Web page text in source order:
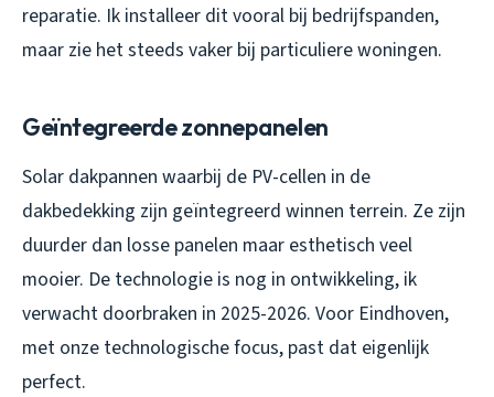
reparatie. Ik installeer dit vooral bij bedrijfspanden,
maar zie het steeds vaker bij particuliere woningen.
Geïntegreerde zonnepanelen
Solar dakpannen waarbij de PV-cellen in de
dakbedekking zijn geïntegreerd winnen terrein. Ze zijn
duurder dan losse panelen maar esthetisch veel
mooier. De technologie is nog in ontwikkeling, ik
verwacht doorbraken in 2025-2026. Voor Eindhoven,
met onze technologische focus, past dat eigenlijk
perfect.